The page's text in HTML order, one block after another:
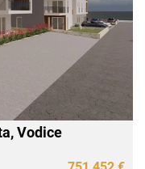
Vodice